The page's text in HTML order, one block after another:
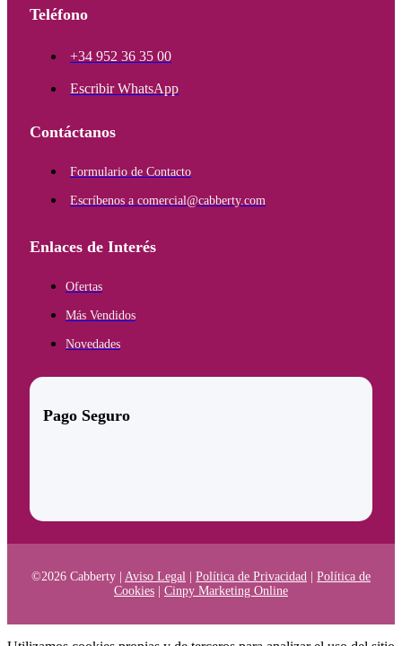
Teléfono
+34 952 36 35 00
Escribir WhatsApp
Contáctanos
Formulario de Contacto
Escríbenos a comercial@cabberty.com
Enlaces de Interés
Ofertas
Más Vendidos
Novedades
Pago Seguro
©2026 Cabberty | Aviso Legal Política de Privacidad
Política de
Cookies
Cinpy Marketing Online